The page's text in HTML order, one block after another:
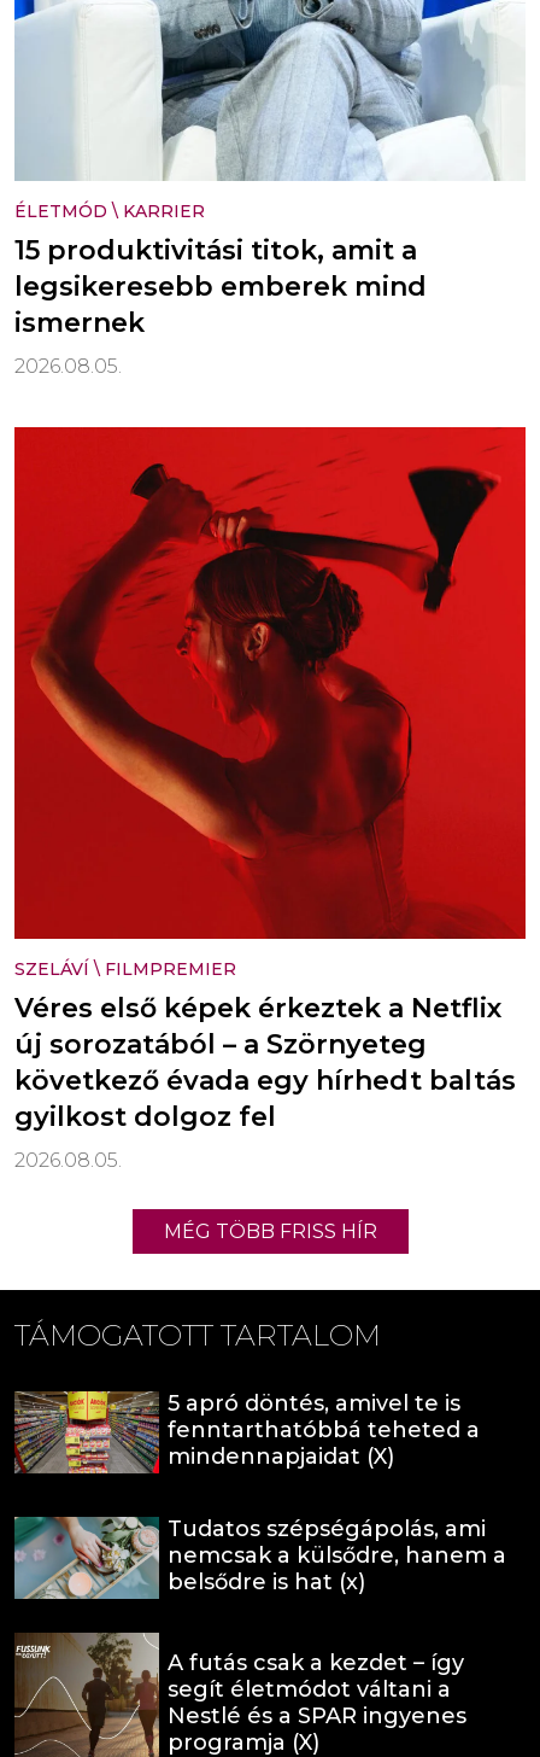
ÉLETMÓD \ KARRIER
15 produktivitási titok, amit a
legsikeresebb emberek mind
ismernek
2026.08.05.
SZELÁVÍ \ FILMPREMIER
Véres első képek érkeztek a Netflix
új sorozatából – a Szörnyeteg
következő évada egy hírhedt baltás
gyilkost dolgoz fel
2026.08.05.
MÉG TÖBB FRISS HÍR
TÁMOGATOTT TARTALOM
5 apró döntés, amivel te is
fenntarthatóbbá teheted a
mindennapjaidat (X)
Tudatos szépségápolás, ami
nemcsak a külsődre, hanem a
belsődre is hat (x)
A futás csak a kezdet – így
segít életmódot váltani a
Nestlé és a SPAR ingyenes
programja (X)